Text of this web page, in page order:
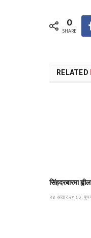
0
SHARE
RELATED
सिंहदरबारमा
२४ असार २०८३,